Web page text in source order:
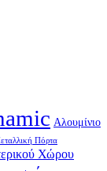
Αλουμίνιο
Πόρτα
Χώρου